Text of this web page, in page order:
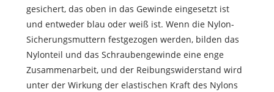
gesichert, das oben in das Gewinde eingesetzt ist
und entweder blau oder weiß ist. Wenn die Nylon-
Sicherungsmuttern festgezogen werden, bilden das
Nylonteil und das Schraubengewinde eine enge
Zusammenarbeit, und der Reibungswiderstand wird
unter der Wirkung der elastischen Kraft des Nylons